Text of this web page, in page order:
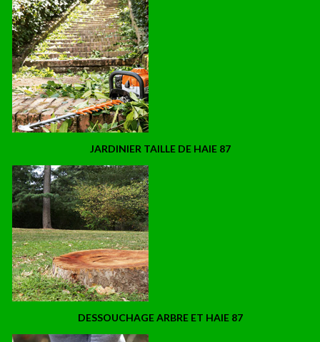
JARDINIER TAILLE DE HAIE 87
DESSOUCHAGE ARBRE ET HAIE 87